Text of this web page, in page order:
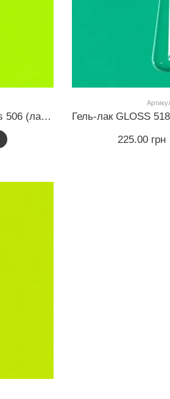
Гель-лак GLOSS Gummy Bears 506 (лаймовый неоновый), 11 мл
225.00 грн